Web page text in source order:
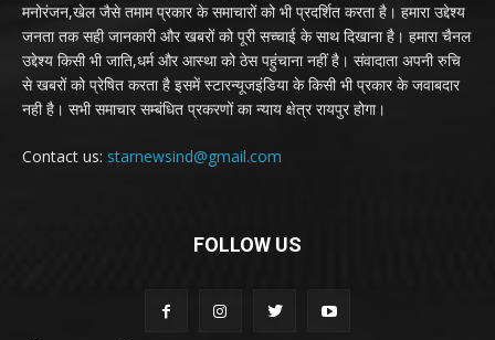
मनोरंजन,खेल जैसे तमाम प्रकार के समाचारों को भी प्रदर्शित करता है। हमारा उद्देश्य
जनता तक सही जानकारी और खबरों को पूरी सच्चाई के साथ दिखाना है। हमारा चैनल
उद्देश्य किसी भी जाति,धर्म और आस्था को ठेस पहुंचाना नहीं है। संवादाता अपनी रुचि
से खबरों को प्रेषित करता है इसमें स्टारन्यूजइंडिया के किसी भी प्रकार के जवाबदार
नही है। सभी समाचार सम्बंधित प्रकरणों का न्याय क्षेत्र रायपुर होगा।
Contact us: starnewsind@gmail.com
FOLLOW US